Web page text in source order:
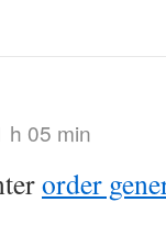
h 05 min
order